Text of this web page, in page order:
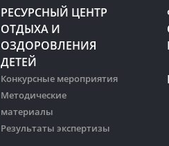
РЕСУРСНЫЙ ЦЕНТР
ОТДЫХА И
ОЗДОРОВЛЕНИЯ
ДЕТЕЙ
Конкурсные мероприятия
Методические
материалы
Результаты экспертизы